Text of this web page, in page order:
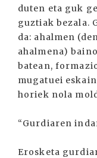
duten eta guk
guztiak bezala.
da: ahalmen
ahalmena)
batean,
mugatuei
horiek nola
“Gurdiaren
Erosketa